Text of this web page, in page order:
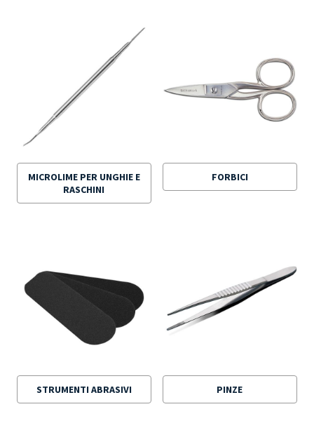
MICROLIME PER UNGHIE E
RASCHINI
FORBICI
STRUMENTI ABRASIVI PINZE